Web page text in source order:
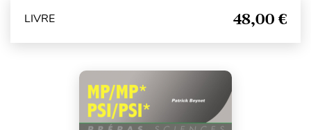
LIVRE 48,00 €